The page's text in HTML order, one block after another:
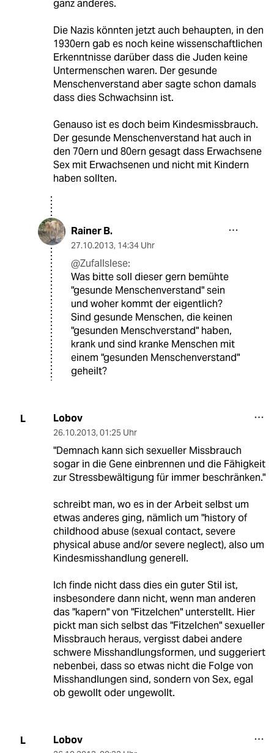
ganz anderes.
Die Nazis könnten jetzt auch behaupten, in den
1930ern gab es noch keine wissenschaftlichen
Erkenntnisse darüber dass die Juden keine
Untermenschen waren. Der gesunde
Menschenverstand aber sagte schon damals
dass dies Schwachsinn ist.
Genauso ist es doch beim Kindesmissbrauch.
Der gesunde Menschenverstand hat auch in
den 70ern und 80ern gesagt dass Erwachsene
Sex mit Erwachsenen und nicht mit Kindern
haben sollten.
Rainer B.
27.10.2013, 14:34 Uhr
@Zufallslese:
Was bitte soll dieser gern bemühte
"gesunde Menschenverstand" sein
und woher kommt der eigentlich?
Sind gesunde Menschen, die keinen
"gesunden Menschverstand" haben,
krank und sind kranke Menschen mit
einem "gesunden Menschenverstand"
geheilt?
L Lobov
26.10.2013, 01:25 Uhr
"Demnach kann sich sexueller Missbrauch
sogar in die Gene einbrennen und die Fähigkeit
zur Stressbewältigung für immer beschränken."
schreibt man, wo es in der Arbeit selbst um
etwas anderes ging, nämlich um "history of
childhood abuse (sexual contact, severe
physical abuse and/or severe neglect), also um
Kindesmisshandlung generell.
Ich finde nicht dass dies ein guter Stil ist,
insbesondere dann nicht, wenn man anderen
das "kapern" von "Fitzelchen" unterstellt. Hier
pickt man sich selbst das "Fitzelchen" sexueller
Missbrauch heraus, vergisst dabei andere
schwere Misshandlungsformen, und suggeriert
nebenbei, dass so etwas nicht die Folge von
Misshandlungen sind, sondern von Sex, egal
ob gewollt oder ungewollt.
L Lobov